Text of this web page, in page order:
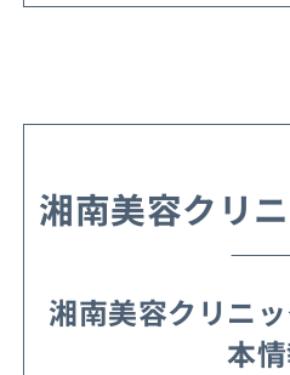
湘南美容クリ
湘南美容クリニ
本